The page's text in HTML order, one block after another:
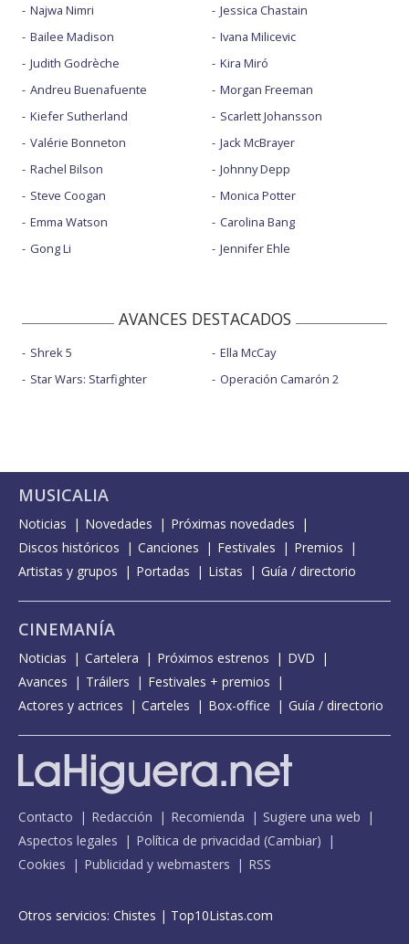
Najwa Nimri
Bailee Madison
Judith Godrèche
Andreu Buenafuente
Kiefer Sutherland
Valérie Bonneton
Rachel Bilson
Steve Coogan
Emma Watson
Gong Li
Jessica Chastain
Ivana Milicevic
Kira Miró
Morgan Freeman
Scarlett Johansson
Jack McBrayer
Johnny Depp
Monica Potter
Carolina Bang
Jennifer Ehle
AVANCES DESTACADOS
Shrek 5
Star Wars: Starfighter
Ella McCay
Operación Camarón 2
MUSICALIA
Noticias Novedades
Próximas novedades
Discos históricos
Canciones Festivales
Premios
Artistas y grupos
Portadas Listas Guía / directorio
CINEMANÍA
Noticias Cartelera Próximos estrenos
DVD
Avances
Tráilers
Festivales + premios
Actores y actrices
Carteles Box-office Guía / directorio
Contacto Redacción Recomienda
Sugiere una web
Aspectos legales
Política de privacidad (Cambiar)
Cookies
Publicidad y webmasters RSS
Otros servicios: Chistes | Top10Listas.com